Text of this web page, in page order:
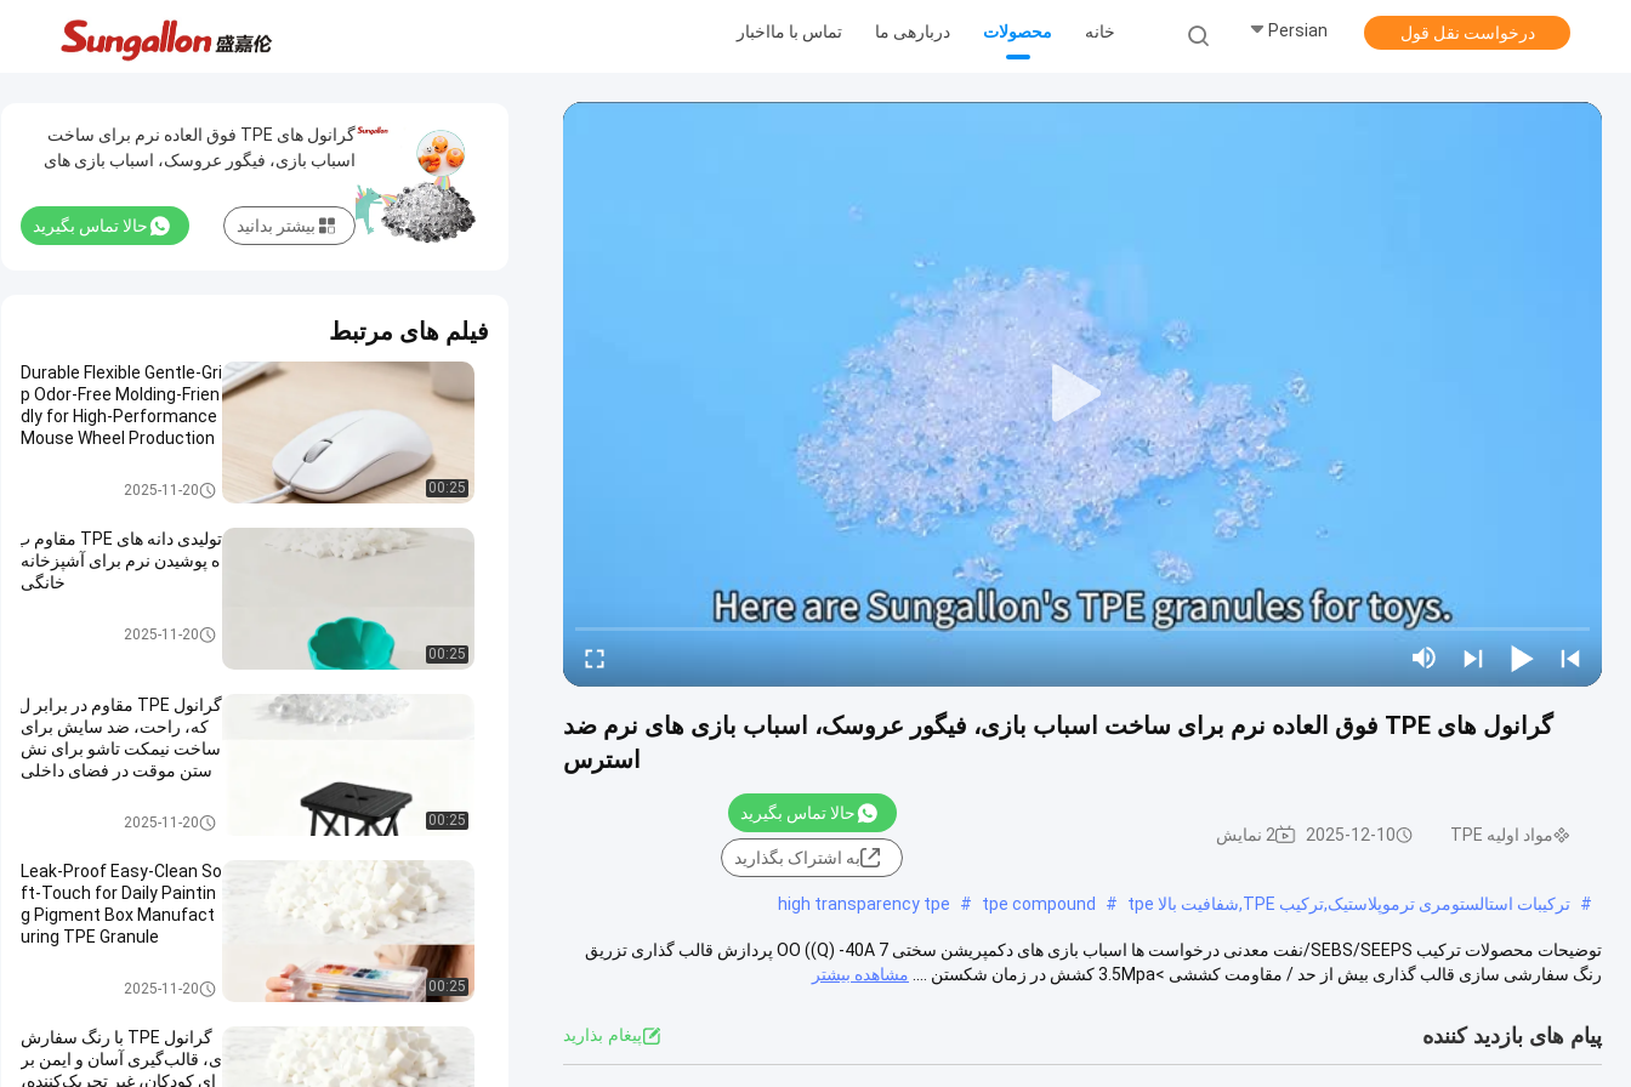
خانه محصولات دربارهی ما تماس با مااخبار Persian درخواست نقل قول
گرانول های TPE فوق العاده نرم برای ساخت اسباب بازی، فیگور عروسک، اسباب بازی های نرم ضد
استرس
مواد اولیه TPE 2025-12-10 2 نمایش
حالا تماس بگیرید
به اشتراک بگذارید
# ترکیبات استالستومری ترموپلاستیک,ترکیب TPE,شفافیت بالا tpe #
tpe compound
#
high transparency tpe
توضیحات محصولات ترکیب SEBS/SEEPS/نفت معدنی درخواست ها اسباب بازی های دکمپریشن سختی 7 OO ((Q) -40A پردازش قالب گذاری تزریق
رنگ سفارشی سازی قالب گذاری بیش از حد / مقاومت کششی >3.5Mpa کشش در زمان شکستن ....
مشاهده بیشتر
پیام های بازدید کننده پيغام بذاريد
گرانول های TPE فوق العاده نرم برای ساخت
اسباب بازی، فیگور عروسک، اسباب بازی های
حالا تماس بگیرید بیشتر بدانید
فیلم های مرتبط
00:25
Durable Flexible Gentle-Gri
p Odor-Free Molding-Frien
dly for High-Performance
Mouse Wheel Production
2025-11-20
00:25
تولیدی دانه های TPE مقاوم ب
ه پوشیدن نرم برای آشپزخانه
خانگی
2025-11-20
00:25
گرانول TPE مقاوم در برابر ل
که، راحت، ضد سایش برای
ساخت نیمکت تاشو برای نش
ستن موقت در فضای داخلی
2025-11-20
00:25
Leak-Proof Easy-Clean So
ft-Touch for Daily Paintin
g Pigment Box Manufact
uring TPE Granule
2025-11-20
گرانول TPE با رنگ سفارش
ی، قالب‌گیری آسان و ایمن بر
ای کودکان، غیر تحریک‌کننده،